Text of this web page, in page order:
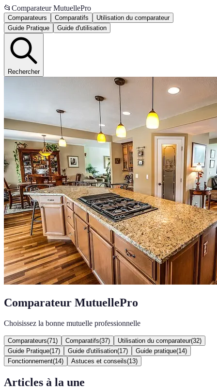
📂 Comparateur MutuellePro
Comparateurs Comparatifs
Utilisation du comparateur
Guide Pratique
Guide d'utilisation
Rechercher
Comparateur MutuellePro
Choisissez la bonne mutuelle professionnelle
Comparateurs(71 ) Comparatifs(37) Utilisation du comparateur(32)
Guide Pratique(17) Guide d'utilisation(17) Guide pratique(14)
Fonctionnement(14) Astuces et conseils(13)
Articles à la une